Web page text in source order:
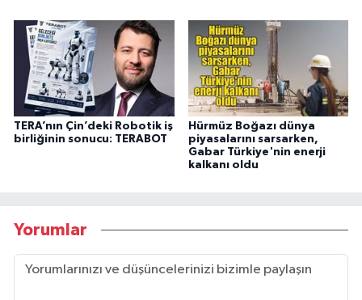
TERA’nın Çin’deki Robotik iş
birliğinin sonucu: TERABOT
Hürmüz Boğazı dünya
piyasalarını sarsarken,
Gabar Türkiye'nin enerji
kalkanı oldu
Yorumlar